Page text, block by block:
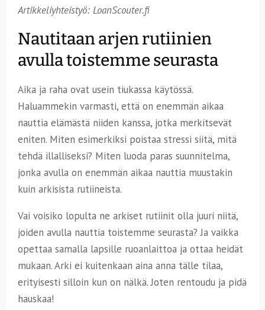
Artikkeliyhteistyö: LoanScouter.fi
Nautitaan arjen rutiinien
avulla toistemme seurasta
Aika ja raha ovat usein tiukassa käytössä.
Haluammekin varmasti, että on enemmän aikaa
nauttia elämästä niiden kanssa, jotka merkitsevät
eniten. Miten esimerkiksi poistaa stressi siitä, mitä
tehdä illalliseksi? Miten luoda paras suunnitelma,
jonka avulla on enemmän aikaa nauttia muustakin
kuin arkisista rutiineista.
Vai voisiko lopulta ne arkiset rutiinit olla juuri niitä,
joiden avulla nauttia toistemme seurasta? Ja vaikka
opettaa samalla lapsille ruoanlaittoa ja ottaa heidät
mukaan. Arki ei kuitenkaan aina anna tälle tilaa,
erityisesti silloin kun on nälkä. Joten rentoudu ja pidä
hauskaa!